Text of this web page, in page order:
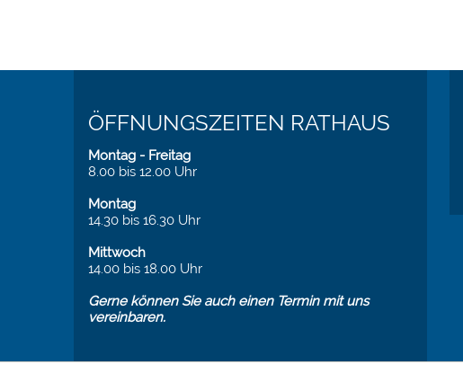
ÖFFNUNGSZEITEN RATHAUS
Montag - Freitag
8.00 bis 12.00 Uhr
Montag
14.30 bis 16.30 Uhr
Mittwoch
14.00 bis 18.00 Uhr
Gerne können Sie auch einen Termin mit uns
vereinbaren.